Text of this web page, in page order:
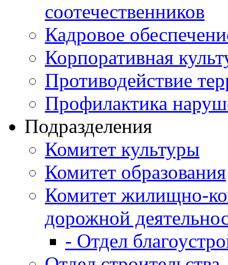
соотечественников
Кадровое
Корпоративная
Противодействие
Профилактика
Подразделения
Комитет культуры
Комитет образования
Комитет жилищно-
дорожной
- Отдел